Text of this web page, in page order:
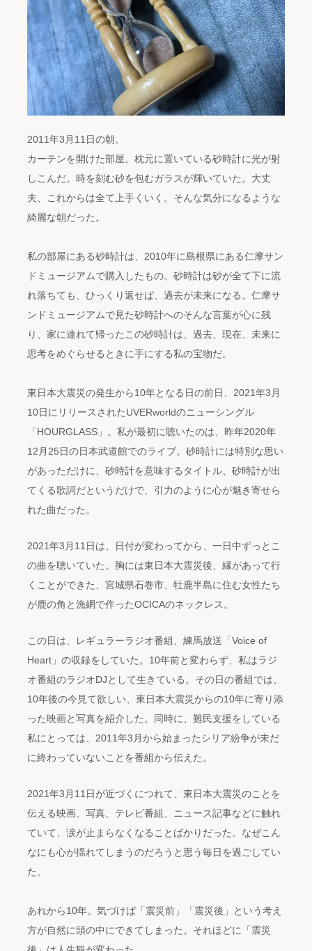
2011年3月11日の朝。
カーテンを開けた部屋。枕元に置いている砂時計に光が射
しこんだ。時を刻む砂を包むガラスが輝いていた。大丈
夫、これからは全て上手くいく。そんな気分になるような
綺麗な朝だった。
私の部屋にある砂時計は、2010年に島根県にある仁摩サン
ドミュージアムで購入したもの。砂時計は砂が全て下に流
れ落ちても、ひっくり返せば、過去が未来になる。仁摩サ
ンドミュージアムで見た砂時計へのそんな言葉が心に残
り、家に連れて帰ったこの砂時計は、過去、現在、未来に
思考をめぐらせるときに手にする私の宝物だ。
東日本大震災の発生から10年となる日の前日、2021年3月
10日にリリースされたUVERworldのニューシングル
「HOURGLASS」。私が最初に聴いたのは、昨年2020年
12月25日の日本武道館でのライブ。砂時計には特別な思い
があっただけに、砂時計を意味するタイトル、砂時計が出
てくる歌詞だというだけで、引力のように心が魅き寄せら
れた曲だった。
2021年3月11日は、日付が変わってから、一日中ずっとこ
の曲を聴いていた。胸には東日本大震災後、縁があって行
くことができた、宮城県石巻市、牡鹿半島に住む女性たち
が鹿の角と漁網で作ったOCICAのネックレス。
この日は、レギュラーラジオ番組、練馬放送「Voice of
Heart」の収録をしていた。10年前と変わらず、私はラジ
オ番組のラジオDJとして生きている。その日の番組では、
10年後の今見て欲しい、東日本大震災からの10年に寄り添
った映画と写真を紹介した。同時に、難民支援をしている
私にとっては、2011年3月から始まったシリア紛争が未だ
に終わっていないことを番組から伝えた。
2021年3月11日が近づくにつれて、東日本大震災のことを
伝える映画、写真、テレビ番組、ニュース記事などに触れ
ていて、涙が止まらなくなることばかりだった。なぜこん
なにも心が揺れてしまうのだろうと思う毎日を過ごしてい
た。
あれから10年。気づけば「震災前」「震災後」という考え
方が自然に頭の中にできてしまった。それほどに「震災